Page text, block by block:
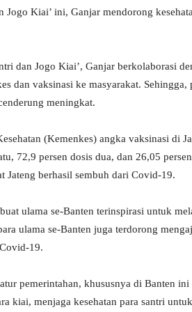
Jogo Kiai’ ini, Ganjar mendorong
dan Jogo Kiai’, Ganjar berkolaborasi
dan vaksinasi ke masyarakat. Sehingga,
meningkat.
(Kemenkes) angka vaksinasi di
72,9 persen dosis dua, dan 26,05
Jateng berhasil sembuh dari Covid-19.
ulama se-Banten terinspirasi untuk
ulama se-Banten juga terdorong
19.
pemerintahan, khususnya di Banten
kiai, menjaga kesehatan para santri